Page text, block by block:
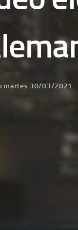
martes 30/03/2021